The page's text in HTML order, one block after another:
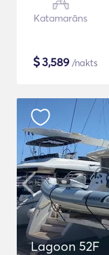
Katamarāns
$3,589 /nakts
Lagoon 52F